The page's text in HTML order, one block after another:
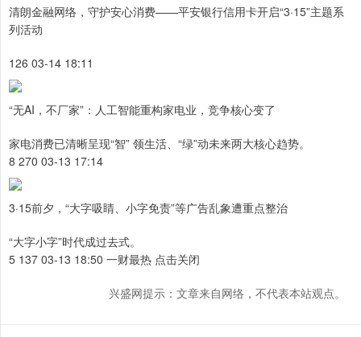
清朗金融网络，守护安心消费——平安银行信用卡开启“3·15”主题系
列活动
126 03-14 18:11
“无AI，不厂家”：人工智能重构家电业，竞争核心变了
家电消费已清晰呈现“智” 领生活、“绿”动未来两大核心趋势。
8 270 03-13 17:14
3·15前夕，“大字吸睛、小字免责”等广告乱象遭重点整治
“大字小字”时代成过去式。
5 137 03-13 18:50 一财最热 点击关闭
兴盛网提示：文章来自网络，不代表本站观点。